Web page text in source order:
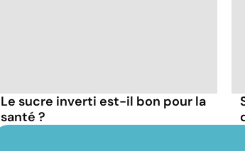
Le sucre inverti est-il bon pour la
santé ?